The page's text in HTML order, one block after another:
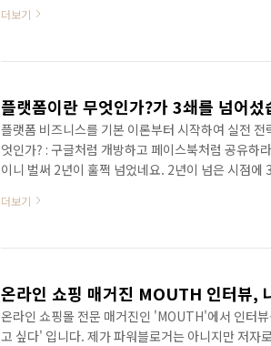
한 해였습니다. 덕분에 강의 수입도 생각보다 많았
다. 또한 희망 고문을 당하면서 되지도 않을 일에
더보기
플랫폼이란 무엇인가?가 3쇄를 넘어
플랫폼 비즈니스를 기본 이론부터 시작하여 실전
엇인가? : 구글처럼 개방하고 페이스북처럼 공유
이니 벌써 2년이 훌쩍 넘었네요. 2년이 넘은 시점
5,000부 가량의 책이 세상에 빛을 보게 된 셈이지요
범한 진리를 깨우칩니다. 공저로 쓴 책으로는 [소
더보기
온라인 쇼핑 매거진 MOUTH 인터뷰,
온라인 쇼핑몰 전문 매거진인 'MOUTH'에서 인터
고 싶다' 입니다. 제가 파워블로거는 아니지만 저